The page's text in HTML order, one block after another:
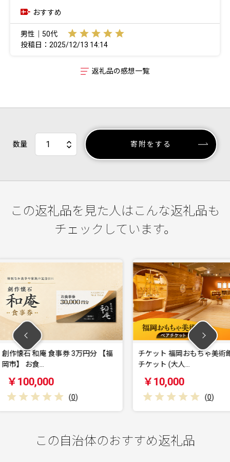
おすすめ
男性｜50代
投稿日：2025/12/13 14:14
返礼品の感想一覧
数量 寄附をする
この返礼品を見た人はこんな返礼品も
チェックしています。
万円分 【福
チケット 福岡おもちゃ美術館 ペア
青森カ
この自治体のおすすめ返礼品